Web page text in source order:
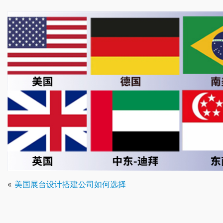
« 美国展台设计搭建公司如何选择